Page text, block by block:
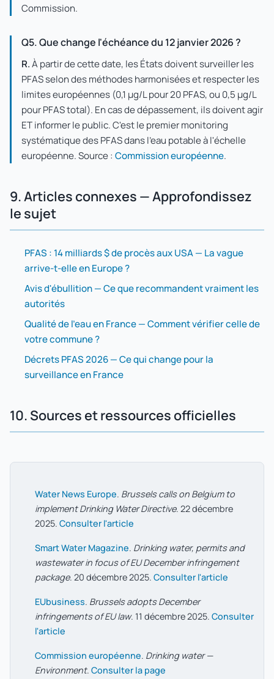
Commission.
Q5. Que change l'échéance du 12 janvier 2026 ?
R.À partir de cette date, les États doivent surveiller les
PFAS selon des méthodes harmonisées et respecter les
limites européennes (0,1 µg/L pour 20 PFAS, ou 0,5 µg/L
pour PFAS total). En cas de dépassement, ils doivent agir
ET informer le public. C'est le premier monitoring
systématique des PFAS dans l'eau potable à l'échelle
européenne. Source : Commission européenne.
9. Articles connexes — Approfondissez
le sujet
PFAS : 14 milliards $ de procès aux USA — La vague
arrive-t-elle en Europe ?
Avis d'ébullition — Ce que recommandent vraiment les
autorités
Qualité de l'eau en France — Comment vérifier celle de
votre commune ?
Décrets PFAS 2026 — Ce qui change pour la
surveillance en France
10. Sources et ressources officielles
Water News Europe. Brussels calls on Belgium to
implement Drinking Water Directive. 22 décembre
2025. Consulter l'article
Smart Water Magazine. Drinking water, permits and
wastewater in focus of EU December infringement
package. 20 décembre 2025. Consulter l'article
EUbusiness. Brussels adopts December
infringements of EU law. 11 décembre 2025. Consulter
l'article
Commission européenne. Drinking water —
Environment. Consulter la page